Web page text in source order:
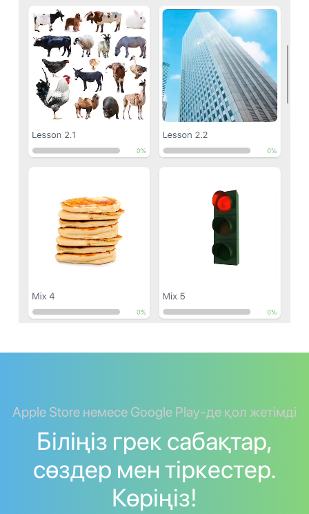
Apple Store немесе Google Play-де қол жетімді
Біліңіз грек сабақтар,
сөздер мен тіркестер.
Көріңіз!